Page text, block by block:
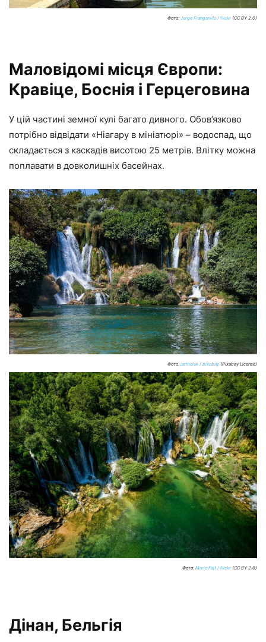
Фото: Jorge Franganillo / flickr (CC BY 2.0)
Маловідомі місця Європи:
Кравіце, Боснія і Герцеговина
У цій частині земної кулі багато дивного. Обов’язково
потрібно відвідати «Ніагару в мініатюрі» – водоспад, що
складається з каскадів висотою 25 метрів. Влітку можна
поплавати в довколишніх басейнах.
Фото: jarmoluk / pixabay (Pixabay License)
Фото: Mario Fajt / flickr (CC BY 2.0)
Дінан, Бельгія